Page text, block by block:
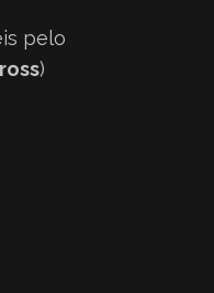
pelo
)